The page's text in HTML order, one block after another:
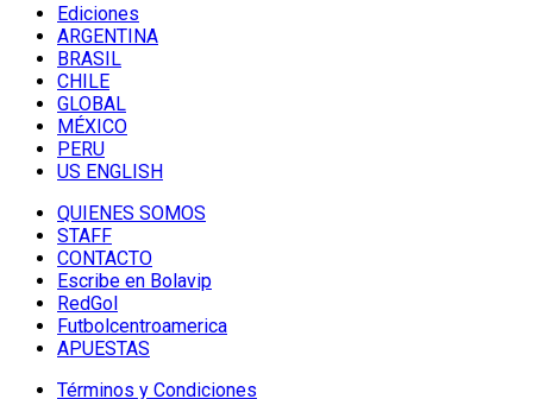
Ediciones
ARGENTINA
BRASIL
CHILE
GLOBAL
MÉXICO
PERU
US ENGLISH
QUIENES SOMOS
STAFF
CONTACTO
Escribe en Bolavip
RedGol
Futbolcentroamerica
APUESTAS
Términos y Condiciones